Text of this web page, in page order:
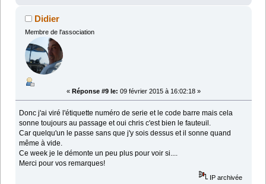
Didier
Membre de l'association
« Réponse #9 le: 09 février 2015 à 16:02:18 »
Donc j'ai viré l'étiquette numéro de serie et le code barre mais cela
sonne toujours au passage et oui chris c'est bien le fauteuil.
Car quelqu'un le passe sans que j'y sois dessus et il sonne quand
même à vide.
Ce week je le démonte un peu plus pour voir si....
Merci pour vos remarques!
IP archivée